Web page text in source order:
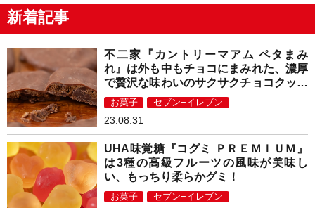
新着記事
不二家『カントリーマアム ペタまみ
れ』は外も中もチョコにまみれた、濃厚
で贅沢な味わいのサクサクチョコクッキ
ー！
お菓子 セブン−イレブン
23.08.31
UHA味覚糖『コグミ ＰＲＥＭＩＵＭ』
は3種の高級フルーツの風味が美味し
い、もっちり柔らかグミ！
お菓子 セブン−イレブン